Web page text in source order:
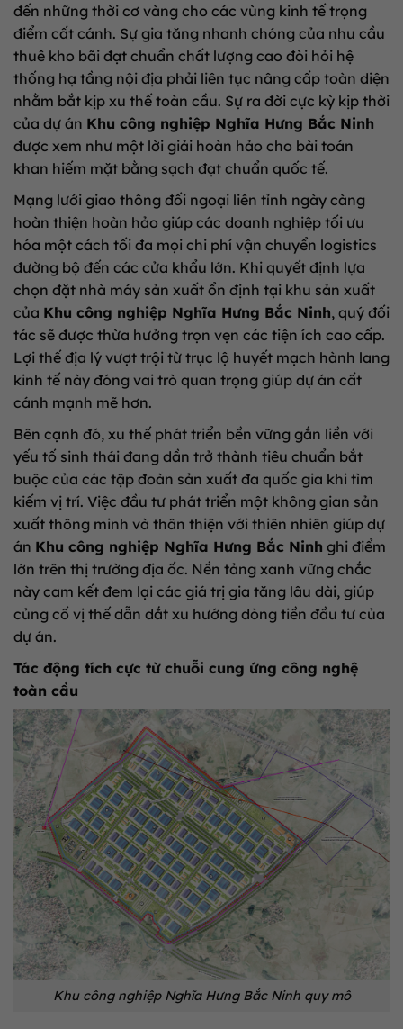
đến những thời cơ vàng cho các vùng kinh tế trọng
điểm cất cánh. Sự gia tăng nhanh chóng của nhu cầu
thuê kho bãi đạt chuẩn chất lượng cao đòi hỏi hệ
thống hạ tầng nội địa phải liên tục nâng cấp toàn diện
nhằm bắt kịp xu thế toàn cầu. Sự ra đời cực kỳ kịp thời
của dự án Khu công nghiệp Nghĩa Hưng Bắc Ninh
được xem như một lời giải hoàn hảo cho bài toán
khan hiếm mặt bằng sạch đạt chuẩn quốc tế.
Mạng lưới giao thông đối ngoại liên tỉnh ngày càng
hoàn thiện hoàn hảo giúp các doanh nghiệp tối ưu
hóa một cách tối đa mọi chi phí vận chuyển logistics
đường bộ đến các cửa khẩu lớn. Khi quyết định lựa
chọn đặt nhà máy sản xuất ổn định tại khu sản xuất
của Khu công nghiệp Nghĩa Hưng Bắc Ninh, quý đối
tác sẽ được thừa hưởng trọn vẹn các tiện ích cao cấp.
Lợi thế địa lý vượt trội từ trục lộ huyết mạch hành lang
kinh tế này đóng vai trò quan trọng giúp dự án cất
cánh mạnh mẽ hơn.
Bên cạnh đó, xu thế phát triển bền vững gắn liền với
yếu tố sinh thái đang dần trở thành tiêu chuẩn bắt
buộc của các tập đoàn sản xuất đa quốc gia khi tìm
kiếm vị trí. Việc đầu tư phát triển một không gian sản
xuất thông minh và thân thiện với thiên nhiên giúp dự
án Khu công nghiệp Nghĩa Hưng Bắc Ninh ghi điểm
lớn trên thị trường địa ốc. Nền tảng xanh vững chắc
này cam kết đem lại các giá trị gia tăng lâu dài, giúp
củng cố vị thế dẫn dắt xu hướng dòng tiền đầu tư của
dự án.
Tác động tích cực từ chuỗi cung ứng công nghệ
toàn cầu
Khu công nghiệp Nghĩa Hưng Bắc Ninh quy mô